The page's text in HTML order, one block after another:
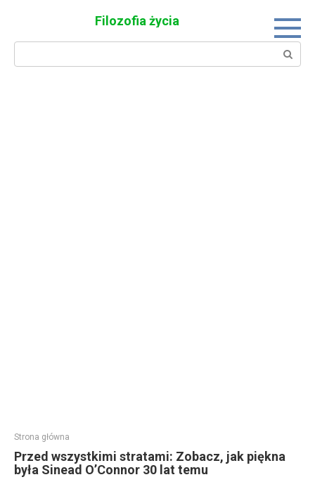
Filozofia życia
Search:
Strona główna
Przed wszystkimi stratami: Zobacz, jak piękna
była Sinead O’Connor 30 lat temu